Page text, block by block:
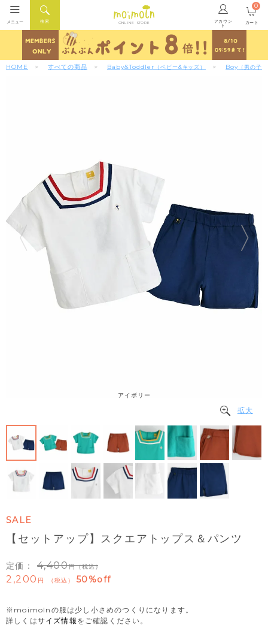
ONLINE STORE アカウン
ト
検索
メニュー カート
0
HOME すべての商品 Baby&Toddler （ベビー&キッズ） Boy （男の子）
アイボリー
拡大
SALE
【セットアップ】スクエアトップス＆パンツ
定価： 4,400 （税込）
2,200 税込 50%off
※moimolnの服は少し小さめのつくりになります。
詳しくはサイズ情報 をご確認ください。